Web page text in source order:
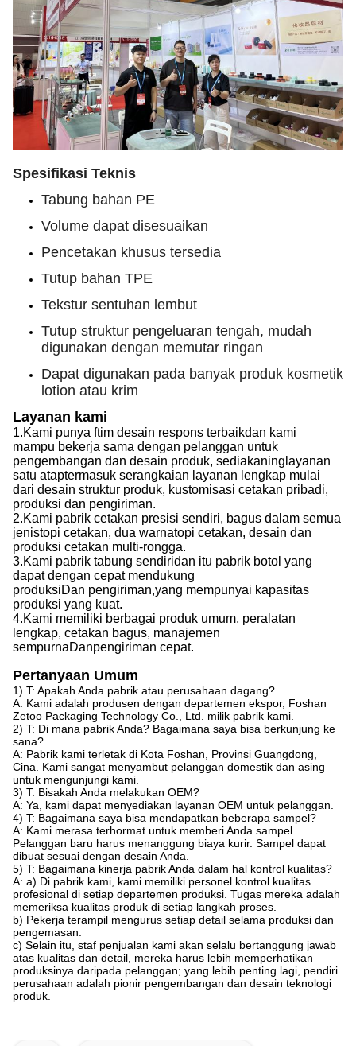
Spesifikasi Teknis
Tabung bahan PE
Volume dapat disesuaikan
Pencetakan khusus tersedia
Tutup bahan TPE
Tekstur sentuhan lembut
Tutup struktur pengeluaran tengah, mudah
digunakan dengan memutar ringan
Dapat digunakan pada banyak produk kosmetik
lotion atau krim
Layanan kami
1.Kami punya ftim desain respons terbaikdan kami
mampu bekerja sama dengan pelanggan untuk
pengembangan dan desain produk, sediakaning layanan
satu ataptermasuk serangkaian layanan lengkap mulai
dari desain struktur produk, kustomisasi cetakan pribadi,
produksi dan pengiriman.
2.Kami pabrik cetakan presisi sendiri, bagus dalam semua
jenistopi cetakan, dua warnatopi cetakan, desain dan
produksi cetakan multi-rongga.
3.Kami pabrik tabung sendiridan itu pabrik botol yang
dapat dengan cepat mendukung
produksiDan pengiriman,yang mempunyai kapasitas
produksi yang kuat.
4.Kami memiliki berbagai produk umum, peralatan
lengkap, cetakan bagus, manajemen
sempurnaDanpengiriman cepat.
Pertanyaan Umum
1) T: Apakah Anda pabrik atau perusahaan dagang?
A: Kami adalah produsen dengan departemen ekspor, Foshan
Zetoo Packaging Technology Co., Ltd. milik pabrik kami.
2) T: Di mana pabrik Anda? Bagaimana saya bisa berkunjung ke
sana?
A: Pabrik kami terletak di Kota Foshan, Provinsi Guangdong,
Cina. Kami sangat menyambut pelanggan domestik dan asing
untuk mengunjungi kami.
3) T: Bisakah Anda melakukan OEM?
A: Ya, kami dapat menyediakan layanan OEM untuk pelanggan.
4) T: Bagaimana saya bisa mendapatkan beberapa sampel?
A: Kami merasa terhormat untuk memberi Anda sampel.
Pelanggan baru harus menanggung biaya kurir. Sampel dapat
dibuat sesuai dengan desain Anda.
5) T: Bagaimana kinerja pabrik Anda dalam hal kontrol kualitas?
A: a) Di pabrik kami, kami memiliki personel kontrol kualitas
profesional di setiap departemen produksi. Tugas mereka adalah
memeriksa kualitas produk di setiap langkah proses.
b) Pekerja terampil mengurus setiap detail selama produksi dan
pengemasan.
c) Selain itu, staf penjualan kami akan selalu bertanggung jawab
atas kualitas dan detail, mereka harus lebih memperhatikan
produksinya daripada pelanggan; yang lebih penting lagi, pendiri
perusahaan adalah pionir pengembangan dan desain teknologi
produk.